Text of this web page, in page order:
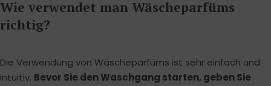
Wie verwendet man Wäscheparfüms
richtig?
Die Verwendung von Wäscheparfüms ist sehr einfach und
intuitiv. Bevor Sie den Waschgang starten, geben Sie